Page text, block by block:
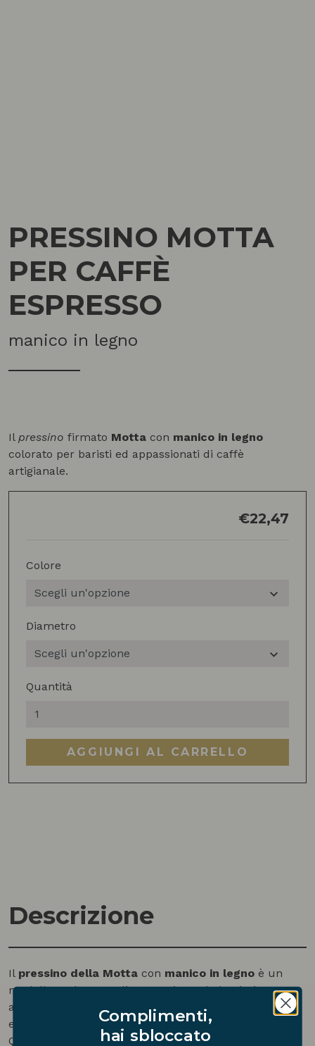
PRESSINO MOTTA
PER CAFFÈ
ESPRESSO
manico in legno
Il pressino firmato Motta con manico in legno
colorato per baristi ed appassionati di caffè
artigianale.
€22,47
Colore
Diametro
Quantità
Pressino
per
AGGIUNGI AL CARRELLO
Descrizione
Il pressino della Motta con manico in legno è un
modello molto semplice, ma risponde benissimo
all’unico vero requisito che deve avere un pressino:
essere dotato di una parte “pressante” spessa
Questa parte deve essere abbastanza alta da
Complimenti,
hai sbloccato